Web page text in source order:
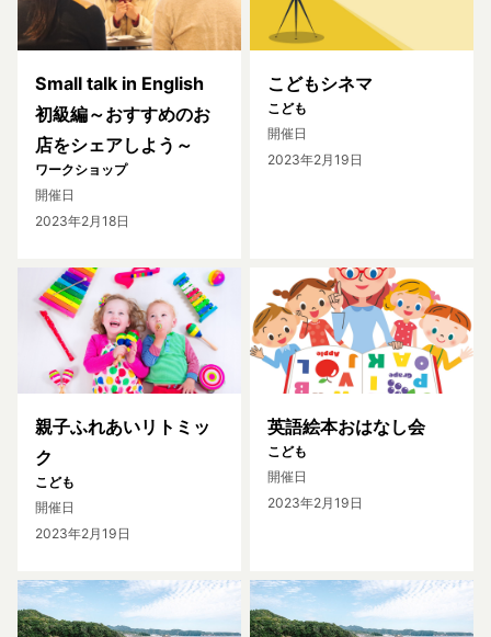
Small talk in English
初級編～おすすめのお
店をシェアしよう～
ワークショップ
開催日
2023年2月18日
こどもシネマ
こども
開催日
2023年2月19日
親子ふれあいリトミッ
ク
こども
開催日
2023年2月19日
英語絵本おはなし会
こども
開催日
2023年2月19日